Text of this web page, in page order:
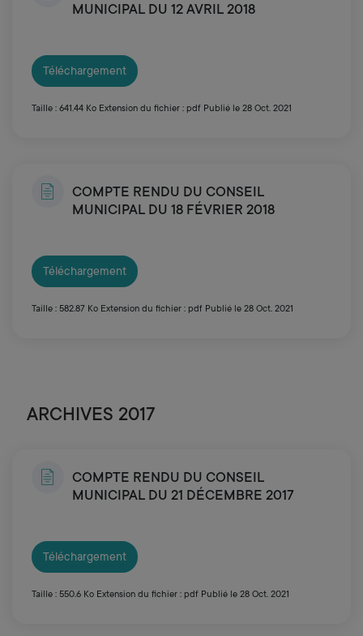
MUNICIPAL DU 12 AVRIL 2018
Téléchargement
Taille : 641.44 Ko Extension du fichier : pdf Publié le 28 Oct. 2021
COMPTE RENDU DU CONSEIL
MUNICIPAL DU 18 FÉVRIER 2018
Téléchargement
Taille : 582.87 Ko Extension du fichier : pdf Publié le 28 Oct. 2021
ARCHIVES 2017
COMPTE RENDU DU CONSEIL
MUNICIPAL DU 21 DÉCEMBRE 2017
Téléchargement
Taille : 550.6 Ko Extension du fichier : pdf Publié le 28 Oct. 2021